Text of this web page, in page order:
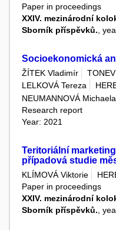
Paper in proceedings
XXIV. mezinárodní
Sborník příspěvků. ,
Socioekonomická
ŽÍTEK Vladimír
LELKOVÁ Tereza
NEUMANNOVÁ Michaela
Research report
Year: 2021
Teritoriální
případová studie
KLÍMOVÁ Viktorie
Paper in proceedings
XXIV. mezinárodní
Sborník příspěvků. ,